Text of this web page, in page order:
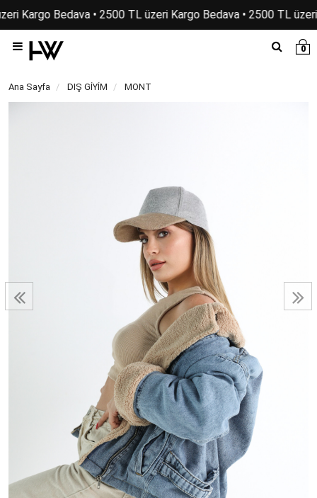
Kargo Bedava • 2500 TL üzeri Kargo Bedava • 2500 TL
0
Ana Sayfa DIŞ GİYİM MONT